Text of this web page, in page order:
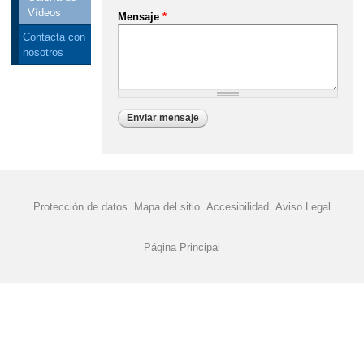
Vídeos
Contacta con
nosotros
Mensaje *
Protección de datos Mapa del sitio Accesibilidad Aviso Legal
Página Principal